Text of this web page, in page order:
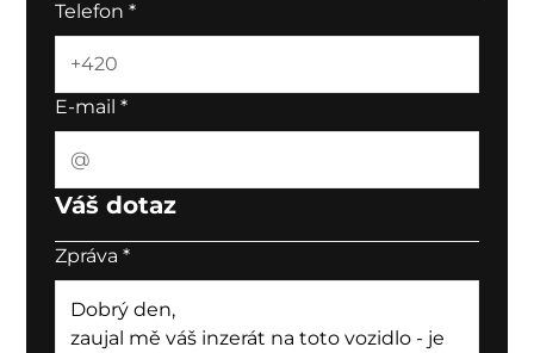
Telefon*
E-mail*
Váš dotaz
Zpráva*